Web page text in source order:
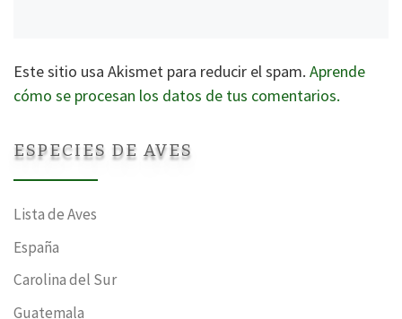
Este sitio usa Akismet para reducir el spam. Aprende
cómo se procesan los datos de tus comentarios.
ESPECIES DE AVES
Lista de Aves
España
Carolina del Sur
Guatemala